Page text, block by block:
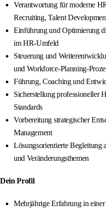
Verantwortung für moderne
Recruiting, Talent
Einführung und Optimierung
im HR-Umfeld
Steuerung und
und Workforce-Planning-
Führung, Coaching und
Sicherstellung professioneller
Standards
Vorbereitung strategischer
Management
Lösungsorientierte Begleitung
und Veränderungsthemen
Dein Profil
Mehrjährige Erfahrung in